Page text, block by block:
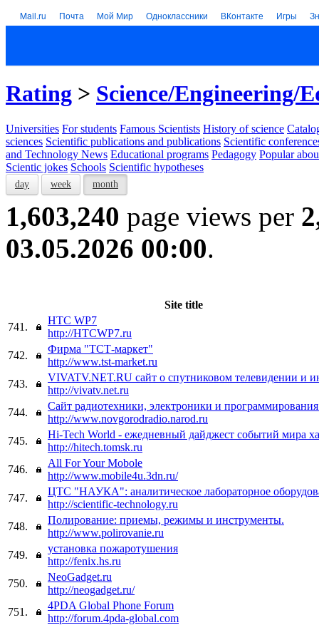
Mail.ru Почта Мой Мир Одноклассники ВКонтакте Игры
Rating > Science/Engineering/
Universities For students Famous Scientists History of science
sciences Scientific publications and publications Scientific
and Technology News Educational programs Pedagogy Popular
Scientic jokes Schools Scientific hypotheses
day week month
1,603,240 page views per
03.05.2026 00:00.
Site title
741.
HTC WP7
http://HTCWP7.ru
742.
Фирма "ТСТ-маркет"
http://www.tst-market.ru
743.
VIVATV.NET.RU сайт о спутниковом телевидении и
http://vivatv.net.ru
744.
Сайт радиотехники, электроники и
http://www.novgorodradio.narod.ru
745.
Hi-Tech World - ежедневный дайджест событий мира
http://hitech.tomsk.ru
746.
All For Your Mobole
http://www.mobile4u.3dn.ru/
747.
ЦТС "НАУКА": аналитическое лабораторное
http://scientific-technology.ru
748.
Полирование: приемы, режимы и инструменты.
http://www.polirovanie.ru
749.
установка пожаротушения
http://fenix.hs.ru
750.
NeoGadget.ru
http://neogadget.ru/
751.
4PDA Global Phone Forum
http://forum.4pda-global.com